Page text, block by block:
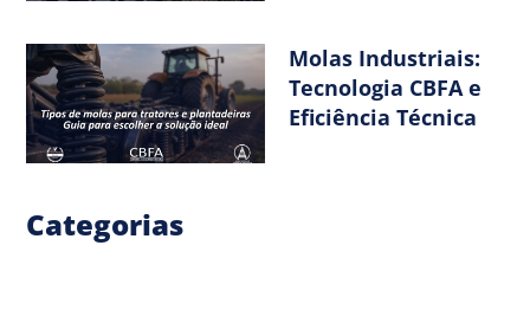
Molas Industriais:
Tecnologia CBFA e
Eficiência Técnica
Categorias